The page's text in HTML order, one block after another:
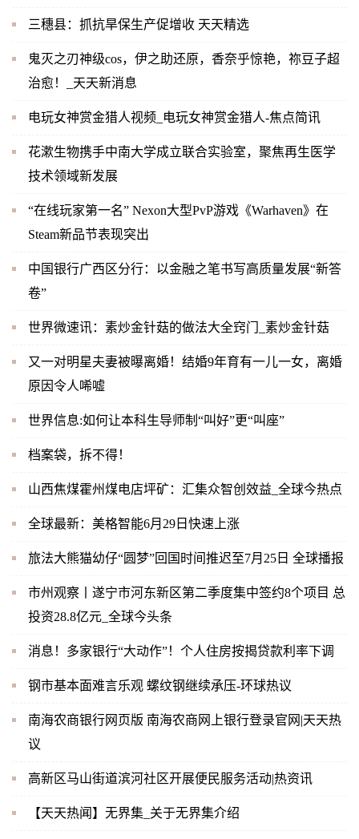
三穗县：抓抗旱保生产促增收 天天精选
鬼灭之刃神级cos，伊之助还原，香奈乎惊艳，祢豆子超
治愈！_天天新消息
电玩女神赏金猎人视频_电玩女神赏金猎人-焦点简讯
花漱生物携手中南大学成立联合实验室，聚焦再生医学
技术领域新发展
“在线玩家第一名” Nexon大型PvP游戏《Warhaven》在
Steam新品节表现突出
中国银行广西区分行：以金融之笔书写高质量发展“新答
卷”
世界微速讯：素炒金针菇的做法大全窍门_素炒金针菇
又一对明星夫妻被曝离婚！结婚9年育有一儿一女，离婚
原因令人唏嘘
世界信息:如何让本科生导师制“叫好”更“叫座”
档案袋，拆不得！
山西焦煤霍州煤电店坪矿：汇集众智创效益_全球今热点
全球最新：美格智能6月29日快速上涨
旅法大熊猫幼仔“圆梦”回国时间推迟至7月25日 全球播报
市州观察丨遂宁市河东新区第二季度集中签约8个项目 总
投资28.8亿元_全球今头条
消息！多家银行“大动作”！个人住房按揭贷款利率下调
钢市基本面难言乐观 螺纹钢继续承压-环球热议
南海农商银行网页版 南海农商网上银行登录官网|天天热
议
高新区马山街道滨河社区开展便民服务活动|热资讯
【天天热闻】无界集_关于无界集介绍